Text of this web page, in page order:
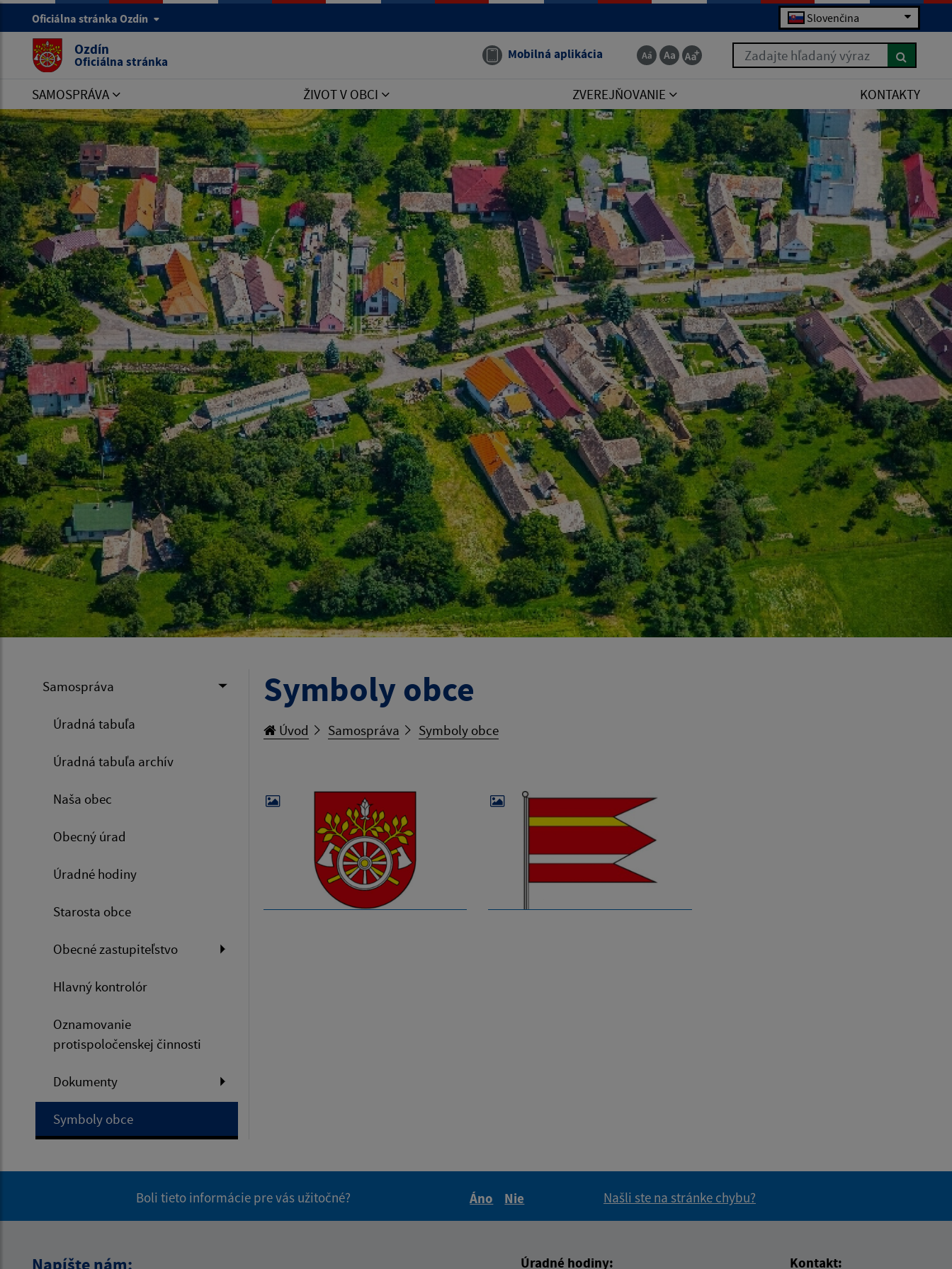
Oficiálna stránka Ozdín Slovenčina
Ozdín
Oficiálna stránka Mobilná aplikácia Zadajte hľadaný výraz
SAMOSPRÁVA ŽIVOT V OBCI ZVEREJŇOVANIE KONTAKTY
Samospráva
Úradná tabuľa
Úradná tabuľa archív
Naša obec
Obecný úrad
Úradné hodiny
Starosta obce
Obecné zastupiteľstvo
Hlavný kontrolór
Oznamovanie
protispoločenskej činnosti
Dokumenty
Symboly obce
Symboly obce
Úvod Samospráva Symboly obce
Boli tieto informácie pre vás užitočné?
Áno
Nie
Našli ste na stránke chybu?
Napíšte nám: Úradné hodiny: Kontakt: